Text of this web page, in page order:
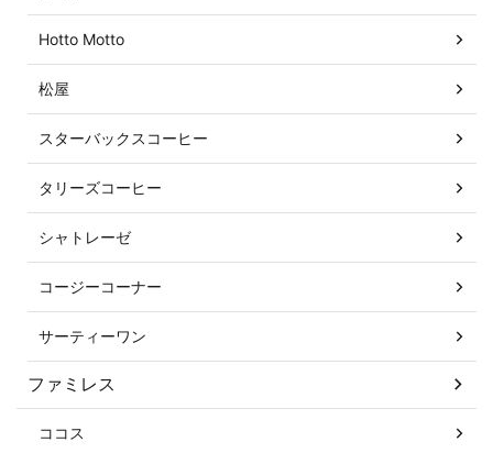
Hotto Motto
松屋
スターバックスコーヒー
タリーズコーヒー
シャトレーゼ
コージーコーナー
サーティーワン
ファミレス
ココス